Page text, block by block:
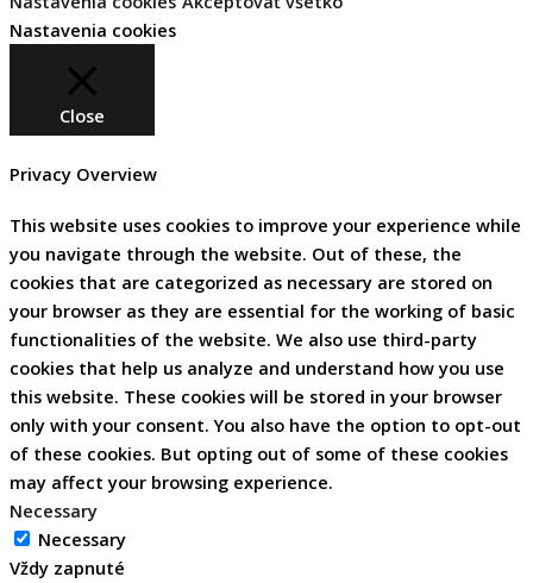
Nastavenia cookies
Close
Privacy Overview
This website uses cookies to improve your experience while
you navigate through the website. Out of these, the
cookies that are categorized as necessary are stored on
your browser as they are essential for the working of basic
functionalities of the website. We also use third-party
cookies that help us analyze and understand how you use
this website. These cookies will be stored in your browser
only with your consent. You also have the option to opt-out
of these cookies. But opting out of some of these cookies
may affect your browsing experience.
Necessary
Necessary
Vždy zapnuté